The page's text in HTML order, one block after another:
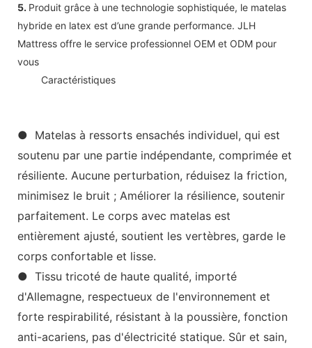
5. Produit grâce à une technologie sophistiquée, le matelas
hybride en latex est d’une grande performance. JLH
Mattress offre le service professionnel OEM et ODM pour
vous
Caractéristiques
● Matelas à ressorts ensachés individuel, qui est
soutenu par une partie indépendante, comprimée et
résiliente. Aucune perturbation, réduisez la friction,
minimisez le bruit ; Améliorer la résilience, soutenir
parfaitement. Le corps avec matelas est
entièrement ajusté, soutient les vertèbres, garde le
corps confortable et lisse.
● Tissu tricoté de haute qualité, importé
d'Allemagne, respectueux de l'environnement et
forte respirabilité, résistant à la poussière, fonction
anti-acariens, pas d'électricité statique. Sûr et sain,